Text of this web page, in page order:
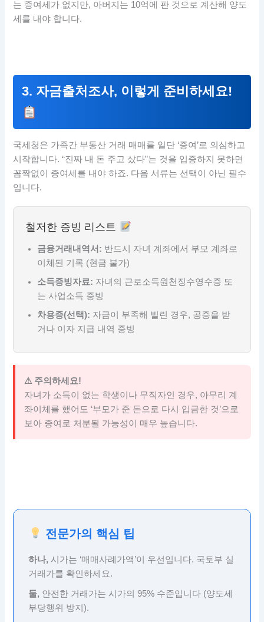
는 증여세가 없지만, 아버지는 10억에 판 것으로 계산해 양도
세를 내야 합니다.
3. 자금출처조사, 이렇게 준비하세요!
국세청은 가족간 부동산 거래 매매를 일단 ‘증여’로 의심하고
시작합니다. “진짜 내 돈 주고 샀다”는 것을 입증하지 못하면
꼼짝없이 증여세를 내야 하죠. 다음 서류는 선택이 아닌 필수
입니다.
철저한 증빙 리스트
금융거래내역서: 반드시 자녀 계좌에서 부모 계좌로
이체된 기록 (현금 불가)
소득증빙자료: 자녀의 근로소득원천징수영수증 또
는 사업소득 증빙
차용증(선택): 자금이 부족해 빌린 경우, 공증을 받
거나 이자 지급 내역 증빙
⚠ 주의하세요!
자녀가 소득이 없는 학생이나 무직자인 경우, 아무리 계
좌이체를 했어도 ‘부모가 준 돈으로 다시 입금한 것’으로
보아 증여로 처분될 가능성이 매우 높습니다.
전문가의 핵심 팁
하나, 시가는 ‘매매사례가액’이 우선입니다. 국토부 실
거래가를 확인하세요.
둘, 안전한 거래가는 시가의 95% 수준입니다 (양도세
부당행위 방지).